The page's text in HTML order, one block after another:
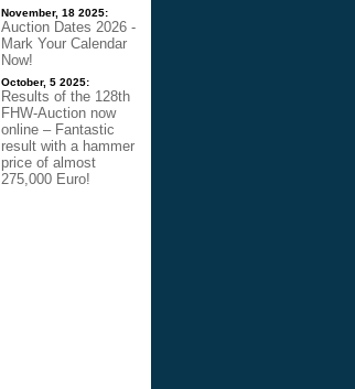
November, 18 2025:
Auction Dates 2026 -
Mark Your Calendar
Now!
October, 5 2025:
Results of the 128th
FHW-Auction now
online – Fantastic
result with a hammer
price of almost
275,000 Euro!